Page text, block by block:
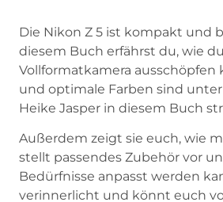
Die Nikon Z 5 ist kompakt und
diesem Buch erfährst du, wie
Vollformatkamera
und optimale Farben sind
Heike Jasper in diesem Buch
Außerdem zeigt sie euch, wie
stellt passendes Zubehör vor
Bedürfnisse anpasst werden
verinnerlicht und könnt euch